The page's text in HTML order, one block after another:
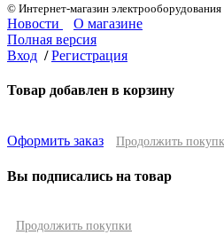
© Интернет-магазин
Новости
О магазине
Полная версия
Вход / Регистрация
Товар добавлен в корзину
Оформить заказ Продолжить
Вы подписались на товар
Продолжить покупки